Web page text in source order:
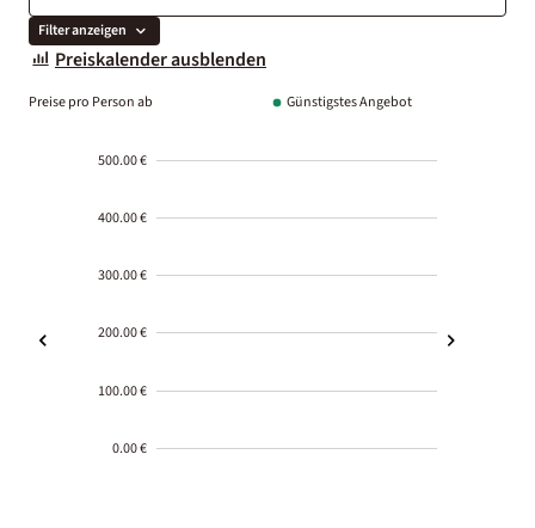
Filter anzeigen
Preiskalender ausblenden
Preise pro Person ab Günstigstes Angebot
500.00 €
400.00 €
300.00 €
200.00 €
100.00 €
0.00 €